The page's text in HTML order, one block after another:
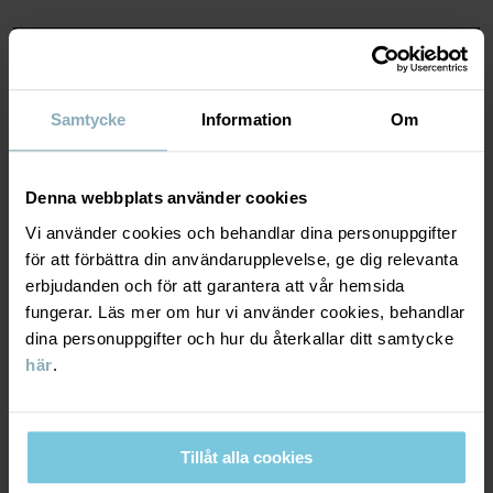
Samtycke Information Om
Denna webbplats använder cookies
Vi använder cookies och behandlar dina personuppgifter
för att förbättra din användarupplevelse, ge dig relevanta
erbjudanden och för att garantera att vår hemsida
fungerar. Läs mer om hur vi använder cookies, behandlar
dina personuppgifter och hur du återkallar ditt samtycke
här.
Tillåt alla cookies
Wool Standard. Läs mer på https://www.polarnopyret.se/pop-
cares/hallbara-plagg/vara-hallbarhetsmarkningar»
Produktsäkerhet:
KEEP AWAY FROM FIRE
Tillverkningsland:Kina
Fabrik:Qingdao Sino Textile Technique Co Ltd
Läs mer
Material
100% Merino Wool
Skötselråd
TVÄTT
30°C ullprogram
Ej torktumling
HÅLLBARHET
LEVERANS & RETUR
Leverans & retur
Leverans
kassan visas de tillgängliga leveransalternativ baserat på vilket
postnummer som ordern ska levereras till.
DU KANSKE OCKSÅ GILLAR